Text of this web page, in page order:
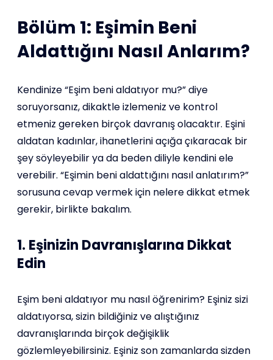
Bölüm 1: Eşimin Beni
Aldattığını Nasıl Anlarım?
Kendinize “Eşim beni aldatıyor mu?” diye
soruyorsanız, dikaktle izlemeniz ve kontrol
etmeniz gereken birçok davranış olacaktır. Eşini
aldatan kadınlar, ihanetlerini açığa çıkaracak bir
şey söyleyebilir ya da beden diliyle kendini ele
verebilir. “Eşimin beni aldattığını nasıl anlatırım?”
sorusuna cevap vermek için nelere dikkat etmek
gerekir, birlikte bakalım.
1. Eşinizin Davranışlarına Dikkat
Edin
Eşim beni aldatıyor mu nasıl öğrenirim? Eşiniz sizi
aldatıyorsa, sizin bildiğiniz ve alıştığınız
davranışlarında birçok değişiklik
gözlemleyebilirsiniz. Eşiniz son zamanlarda sizden